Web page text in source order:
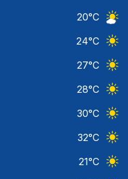
20°C
24°C
27°C
28°C
30°C
32°C
21°C